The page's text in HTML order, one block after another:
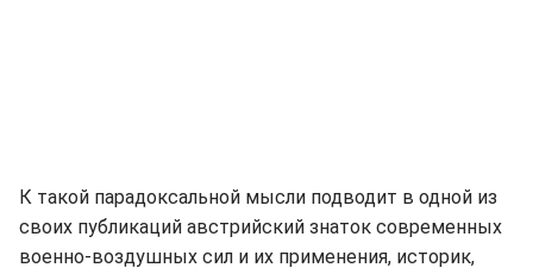
К такой парадоксальной мысли подводит в одной из
своих публикаций австрийский знаток современных
военно-воздушных сил и их применения, историк,